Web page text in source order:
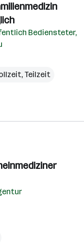
Bediensteter,
Teilzeit